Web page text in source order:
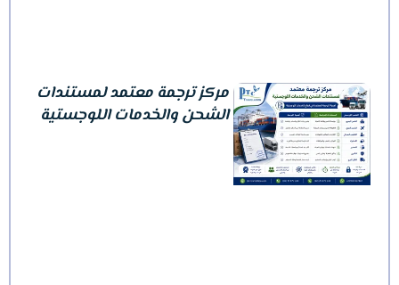
مركز ترجمة معتمد لمستندات
الشحن والخدمات اللوجستية